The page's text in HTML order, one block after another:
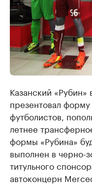
Казанский
презентовал
футболистов,
летнее
формы «Рубина»
выполнен в черно-
титульного
автоконцерн